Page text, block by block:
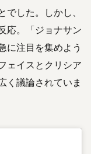
した。しかし、
応。「ジョナサン
に注目を集めよう
ェイスとクリシア
く議論されていま